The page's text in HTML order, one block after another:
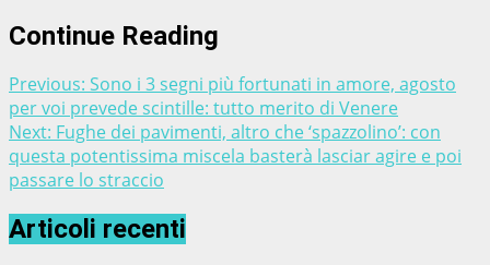
Continue Reading
Previous: Sono i 3 segni più fortunati in amore, agosto
per voi prevede scintille: tutto merito di Venere
Next: Fughe dei pavimenti, altro che ‘spazzolino’: con
questa potentissima miscela basterà lasciar agire e poi
passare lo straccio
Articoli recenti